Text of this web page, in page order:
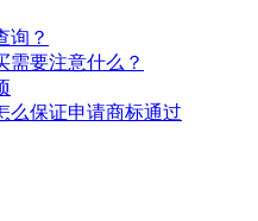
询？
需要注意什么？
么保证申请商标通过